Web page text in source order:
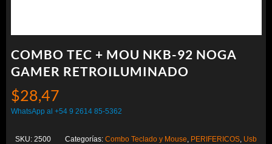
COMBO TEC + MOU NKB-92 NOGA
GAMER RETROILUMINADO
$28,47
WhatsApp al +54 9 2614 85-5362
SKU: 2500 Categorías: Combo Teclado y Mouse PERIFERICOS Usb